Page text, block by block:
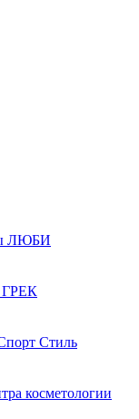
ЛЮБИ
ГРЕК
Стиль
косметологии